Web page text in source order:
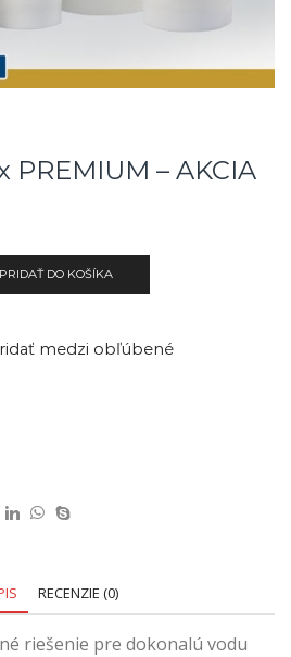
PREMIUM – AKCIA
PRIDAŤ DO KOŠÍKA
medzi obľúbené
RECENZIE (0)
riešenie pre dokonalú vodu